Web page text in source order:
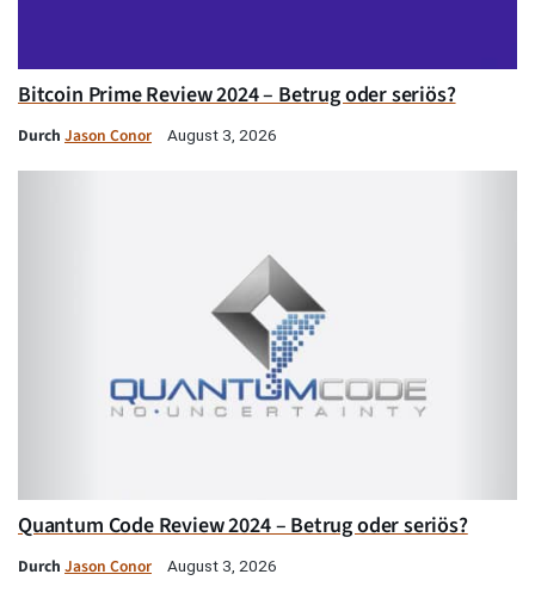
Bitcoin Prime Review 2024 – Betrug oder seriös?
Durch Jason Conor August 3, 2026
Quantum Code Review 2024 – Betrug oder seriös?
Durch Jason Conor August 3, 2026